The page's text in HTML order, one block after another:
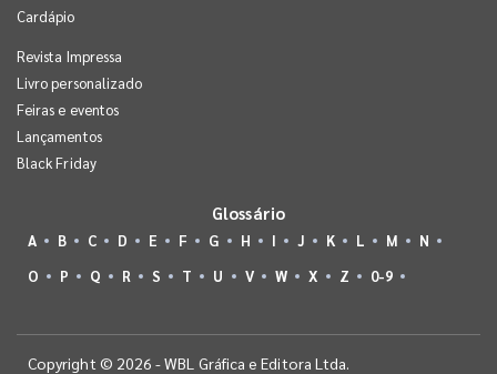
Cardápio
Revista Impressa
Livro personalizado
Feiras e eventos
Lançamentos
Black Friday
Glossário
A B C D E F G H I J K L M
N
O
P Q R S T U V W X Z 0-9
Copyright © 2026 - WBL Gráfica e Editora Ltda.